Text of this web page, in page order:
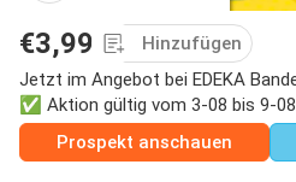
€3,99
Hinzufügen
Jetzt im Angebot bei EDEKA
✅ Aktion gültig vom 3-08 bis 9-08.
Prospekt anschauen